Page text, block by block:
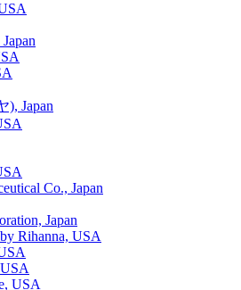
), Japan
Co., Japan
Japan
Rihanna, USA
USA